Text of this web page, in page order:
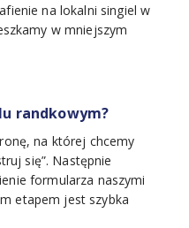
na lokalni singiel w
w mniejszym
randkowym?
na której chcemy
się”. Następnie
formularza naszymi
etapem jest szybka